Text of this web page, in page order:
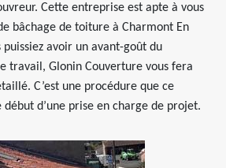
Cette entreprise est apte à vous
bâchage de toiture à Charmont En
puissiez avoir un avant-goût du
travail, Glonin Couverture vous fera
C’est une procédure que ce
d’une prise en charge de projet.